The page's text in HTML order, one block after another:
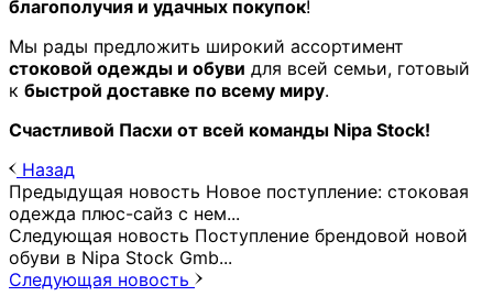
благополучия и удачных покупок!
Мы рады предложить широкий ассортимент
стоковой одежды и обуви для всей семьи, готовый
к быстрой доставке по всему миру.
Счастливой Пасхи от всей команды Nipa Stock!
Назад
Предыдущая новость Новое поступление: стоковая
одежда плюс-сайз с нем...
Следующая новость Поступление брендовой новой
обуви в Nipa Stock Gmb...
Следующая новость